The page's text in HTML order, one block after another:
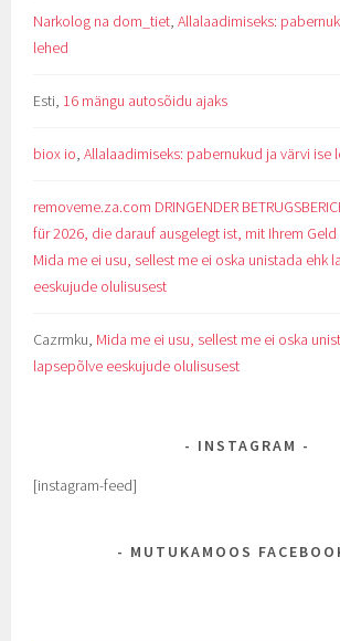
Narkolog na dom_tiet,Allalaadimiseks:
lehed
Esti, 16 mängu autosõidu ajaks
biox io,Allalaadimiseks: pabernukud ja värvi ise
removeme.za.com DRINGENDER
für 2026, die darauf ausgelegt ist, mit Ihrem
Mida me ei usu, sellest me ei oska unistada ehk
eeskujude olulisusest
Cazrmku, Mida me ei usu, sellest me ei oska
lapsepõlve eeskujude olulisusest
INSTAGRAM
[instagram-feed]
MUTUKAMOOS